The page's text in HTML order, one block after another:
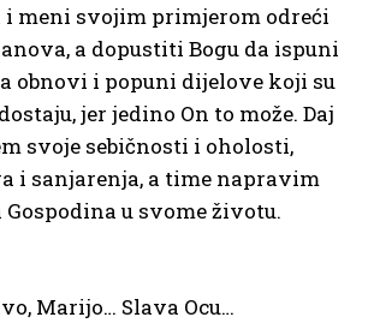
i meni svojim primjerom odreći
a dopustiti Bogu da ispuni
obnovi i popuni dijelove koji su
jer jedino On to može. Daj
svoje sebičnosti i oholosti,
i sanjarenja, a time napravim
Gospodina u svome životu.
Marijo… Slava Ocu…